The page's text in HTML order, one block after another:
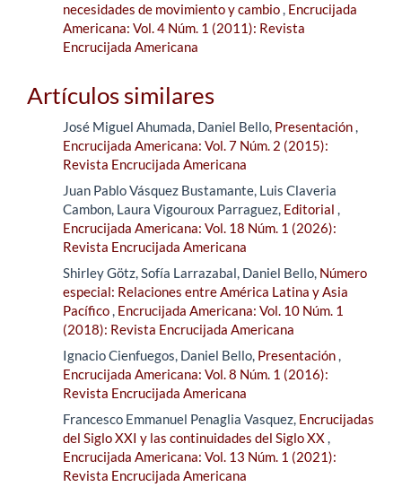
necesidades de movimiento y cambio, Encrucijada
Americana: Vol. 4 Núm. 1 (2011): Revista
Encrucijada Americana
Artículos similares
José Miguel Ahumada, Daniel Bello, Presentación,
Encrucijada Americana: Vol. 7 Núm. 2 (2015):
Revista Encrucijada Americana
Juan Pablo Vásquez Bustamante, Luis Claveria
Cambon, Laura Vigouroux Parraguez, Editorial ,
Encrucijada Americana: Vol. 18 Núm. 1 (2026):
Revista Encrucijada Americana
Shirley Götz, Sofía Larrazabal, Daniel Bello, Número
especial: Relaciones entre América Latina y Asia
Pacífico, Encrucijada Americana: Vol. 10 Núm. 1
(2018): Revista Encrucijada Americana
Ignacio Cienfuegos, Daniel Bello, Presentación,
Encrucijada Americana: Vol. 8 Núm. 1 (2016):
Revista Encrucijada Americana
Francesco Emmanuel Penaglia Vasquez, Encrucijadas
del Siglo XXI y las continuidades del Siglo XX,
Encrucijada Americana: Vol. 13 Núm. 1 (2021):
Revista Encrucijada Americana